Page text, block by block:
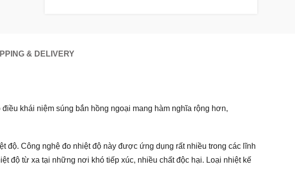
& DELIVERY
khái niệm súng bắn hồng ngoại mang hàm nghĩa rộng hơn,
độ. Công nghệ đo nhiệt độ này được ứng dụng rất nhiều trong các lĩnh
độ từ xa tại những nơi khó tiếp xúc, nhiều chất độc hại. Loại nhiệt kế